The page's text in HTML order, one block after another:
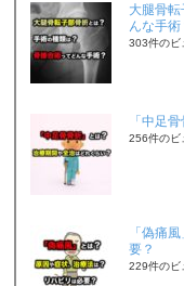
大腿骨
んな手術
303件のビ
「中足
256件のビ
「偽痛
要？
229件のビ